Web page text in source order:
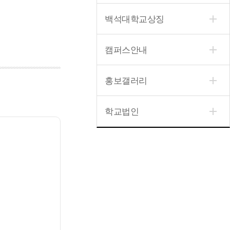
백석대학교상징
캠퍼스안내
홍보갤러리
학교법인